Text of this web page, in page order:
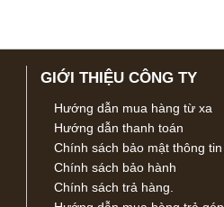
GIỚI THIỆU CÔNG TY
Hướng dẫn mua hàng từ xa
Hướng dẫn thanh toán
Chính sách bảo mật thông tin
Chính sách bảo hành
Chính sách trả hàng.